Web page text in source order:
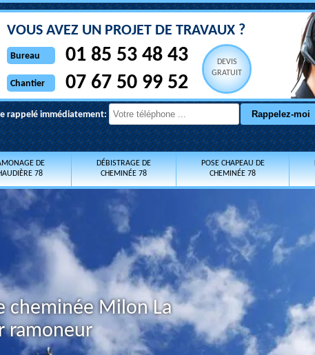
VOUS AVEZ UN PROJET DE TRAVAUX ?
Bureau 01 85 53 48 43
Chantier 07 67 50 99 52
DEVIS
GRATUIT
rappelé immédiatement:
DE
78
DÉBISTRAGE DE
CHEMINÉE 78
POSE CHAPEAU DE
CHEMINÉE 78
cheminée Milon La
ramoneur